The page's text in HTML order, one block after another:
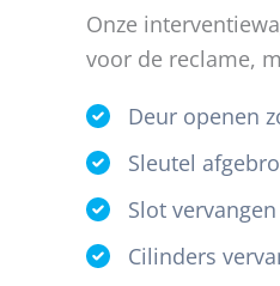
Onze
voor de reclame,
Deur openen
Sleutel
Slot
Cilinders